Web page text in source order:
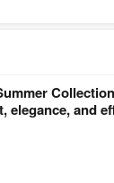
elegance, and